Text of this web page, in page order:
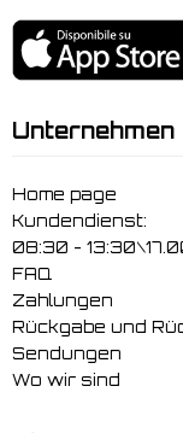
Unternehmen
Home page
Kundendienst:
08:30 -
FAQ
Zahlungen
Rückgabe und
Sendungen
Wo wir sind